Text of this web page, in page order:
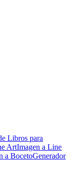
Libros para
ArtImagen a Line
a BocetoGenerador